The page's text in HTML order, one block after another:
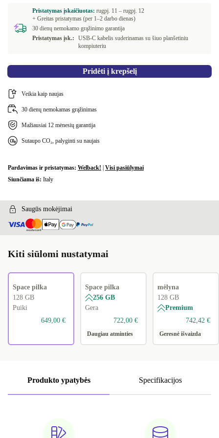
Pristatymas įskaičiuotas: rugpj. 11 – rugpj. 12
+ Greitas pristatymas (per 1–2 darbo dienas)
30 dienų nemokamo grąžinimo garantija
Pristatymas įsk.:
USB-C kabelis suderinamas su šiuo planšetiniu
kompiuteriu
Pridėti į krepšelį
Veikia kaip naujas
30 dienų nemokamas grąžinimas
Mažiausiai 12 mėnesių garantija
Sutaupo CO₂, palyginti su naujais
Pardavimas ir pristatymas: Welback!
Visi pasiūlymai
Siunčiama iš: Italy
Saugūs mokėjimai
Kiti siūlomi nustatymai
Space pilka
128 GB
Puiki
649,00 €
Space pilka
256 GB
Gera
722,00 €
Daugiau atminties
mėlyna
128 GB
Premium
742,42 €
Geresnė išvaizda
Produkto ypatybės Specifikacijos